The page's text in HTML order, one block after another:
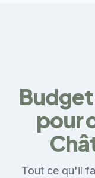
pour
Tout ce qu'il